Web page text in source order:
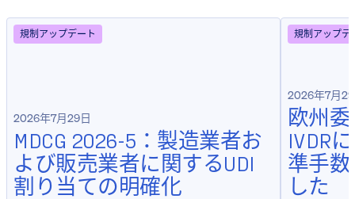
規制アップデート
2026年7月29日
MDCG 2026-5：製造業者お
よび販売業者に関するUDI
割り当ての明確化
規制アップデ
2026年7月
欧州
IVDR
準手
した